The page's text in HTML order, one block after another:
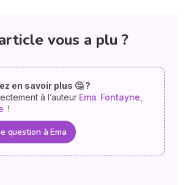
vous a plu ?
en savoir plus 🤔 ?
à l’auteur Ema Fontayne,
!
question à Ema